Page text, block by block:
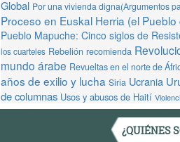
Global Por una vivienda digna(Argumentos
Proceso en Euskal Herria (el
Pueblo Mapuche: Cinco siglos de
los cuarteles Rebelión recomienda
mundo árabe Revueltas en el norte de
años de exilio y lucha Siria Ucrania
de columnas Usos y abusos de Haití
¿QUIÉNES